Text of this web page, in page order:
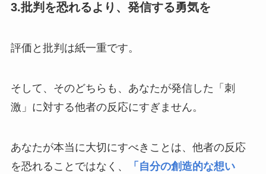
3.批判を恐れるより、発信する勇気を
評価と批判は紙一重です。
そして、そのどちらも、あなたが発信した「刺
激」に対する他者の反応にすぎません。
あなたが本当に大切にすべきことは、他者の反応
を恐れることではなく、
「自分の創造的な想い